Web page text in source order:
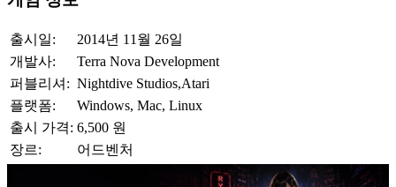
출시일:
2014년 11월 26일
개발사:
Terra Nova Development
퍼블리셔: Nightdive Studios,Atari
플랫폼:
Windows, Mac, Linux
출시 가격: 6,500 원
장르:
어드벤처